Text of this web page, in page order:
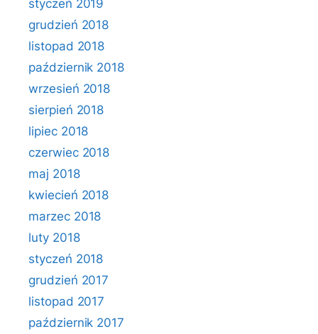
styczeń 2019
grudzień 2018
listopad 2018
październik 2018
wrzesień 2018
sierpień 2018
lipiec 2018
czerwiec 2018
maj 2018
kwiecień 2018
marzec 2018
luty 2018
styczeń 2018
grudzień 2017
listopad 2017
październik 2017